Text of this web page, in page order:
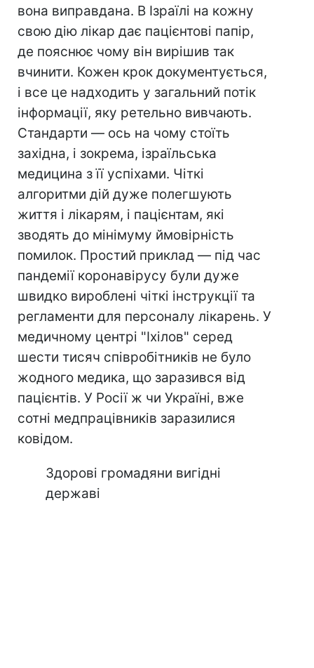
вона виправдана. В Ізраїлі на кожну
свою дію лікар дає пацієнтові папір,
де пояснює чому він вирішив так
вчинити. Кожен крок документується,
і все це надходить у загальний потік
інформації, яку ретельно вивчають.
Стандарти — ось на чому стоїть
західна, і зокрема, ізраїльська
медицина з її успіхами. Чіткі
алгоритми дій дуже полегшують
життя і лікарям, і пацієнтам, які
зводять до мінімуму ймовірність
помилок. Простий приклад — під час
пандемії коронавірусу були дуже
швидко вироблені чіткі інструкції та
регламенти для персоналу лікарень. У
медичному центрі "Іхілов" серед
шести тисяч співробітників не було
жодного медика, що заразився від
пацієнтів. У Росії ж чи Україні, вже
сотні медпрацівників заразилися
ковідом.
Здорові громадяни вигідні
державі